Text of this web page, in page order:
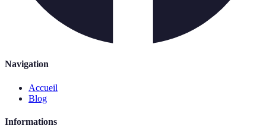
Navigation
Accueil
Blog
Informations